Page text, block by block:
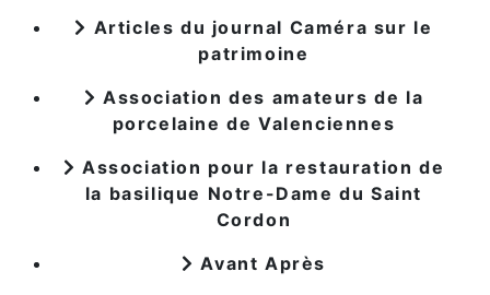
Articles du journal Caméra sur le
patrimoine
Association des amateurs de la
porcelaine de Valenciennes
Association pour la restauration de
la basilique Notre-Dame du Saint
Cordon
Avant Après